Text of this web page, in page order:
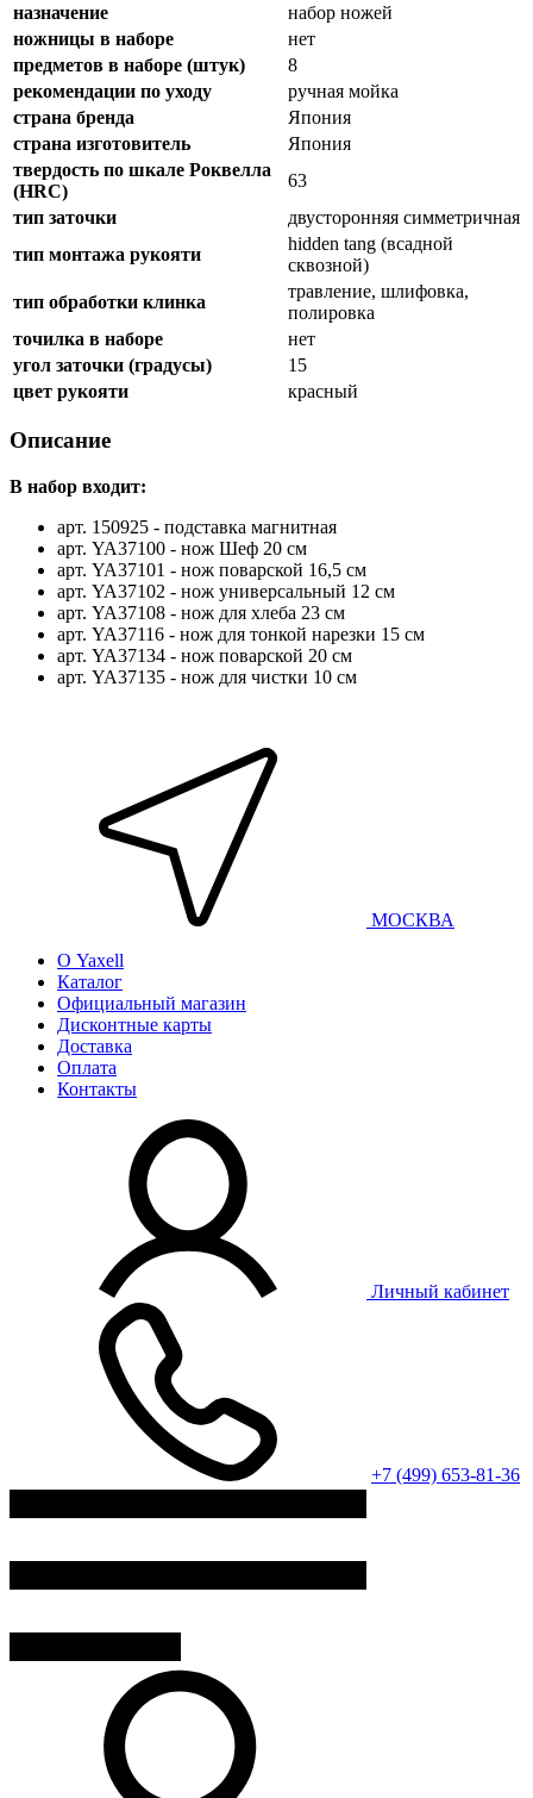
назначение
набор ножей
ножницы в наборе
нет
предметов в наборе (штук)
8
рекомендации по уходу
ручная мойка
страна бренда
Япония
страна изготовитель
Япония
твердость по шкале Роквелла
(HRC)
63
тип заточки
двусторонняя симметричная
тип монтажа рукояти
hidden tang (всадной
сквозной)
тип обработки клинка
травление, шлифовка,
полировка
точилка в наборе
нет
угол заточки (градусы)
15
цвет рукояти
красный
Описание
В набор входит:
арт. 150925 - подставка магнитная
арт. YA37100 - нож Шеф 20 см
арт. YA37101 - нож поварской 16,5 см
арт. YA37102 - нож универсальный 12 см
арт. YA37108 - нож для хлеба 23 см
арт. YA37116 - нож для тонкой нарезки 15 см
арт. YA37134 - нож поварской 20 см
арт. YA37135 - нож для чистки 10 см
МОСКВА
О Yaxell
Каталог
Официальный магазин
Дисконтные карты
Доставка
Оплата
Контакты
Личный кабинет
+7 (499) 653-81-36